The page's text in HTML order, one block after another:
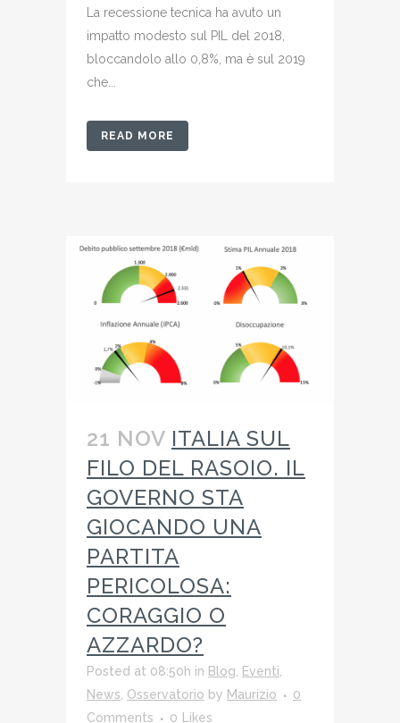
La recessione tecnica ha avuto un
impatto modesto sul PIL del 2018,
bloccandolo allo 0,8%, ma è sul 2019
che...
READ MORE
21 NOV ITALIA SUL
FILO DEL RASOIO. IL
GOVERNO STA
GIOCANDO UNA
PARTITA
PERICOLOSA:
CORAGGIO O
AZZARDO?
Posted at 08:50h in Blog, Eventi,
News, Osservatorio by Maurizio
0
Comments
0 Likes